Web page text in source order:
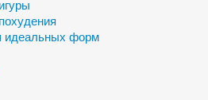
идеальных форм